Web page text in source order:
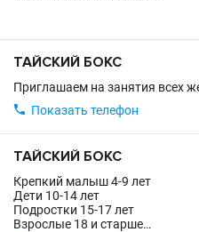
ТАЙСКИЙ БОКС
Приглашаем на занятия всех
 Показать телефон
ТАЙСКИЙ БОКС
Крепкий малыш 4-9 лет
Дети 10-14 лет
Подростки 15-17 лет
Взрослые 18 и старше…